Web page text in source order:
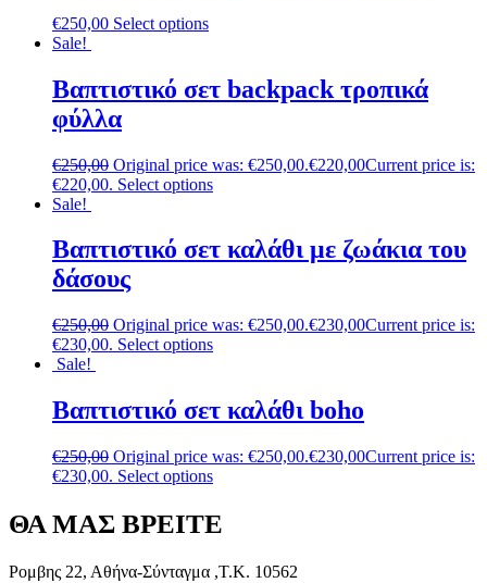
€250,00 Select options
Sale!
Βαπτιστικό σετ backpack τροπικά
φύλλα
€250,00 Original price was: €250,00.€220,00Current price is:
€220,00. Select options
Sale!
Βαπτιστικό σετ καλάθι με ζωάκια του
δάσους
€250,00 Original price was: €250,00.€230,00Current price is:
€230,00. Select options
Sale!
Βαπτιστικό σετ καλάθι boho
€250,00 Original price was: €250,00.€230,00Current price is:
€230,00. Select options
ΘΑ ΜΑΣ ΒΡΕΙΤΕ
Ρομβης 22, Αθήνα-Σύνταγμα ,Τ.Κ. 10562